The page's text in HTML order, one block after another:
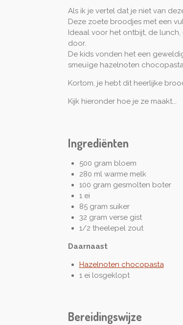
Als ik je vertel dat je niet van
Deze zoete broodjes met een
Ideaal voor het ontbijt, de
door.
De kids vonden het een
smeuïge hazelnoten
Kortom, je hebt dit heerlijke
Kijk hieronder hoe je ze maakt...
Ingrediënten
500 gram bloem
280 ml warme melk
100 gram gesmolten boter
1 ei
85 gram suiker
32 gram verse gist
1/2 theelepel zout
Daarnaast
Hazelnoten chocopasta
1 ei losgeklopt
Bereidingswijze